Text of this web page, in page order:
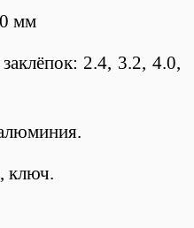
мм
2.4, 3.2, 4.0,
ключ.